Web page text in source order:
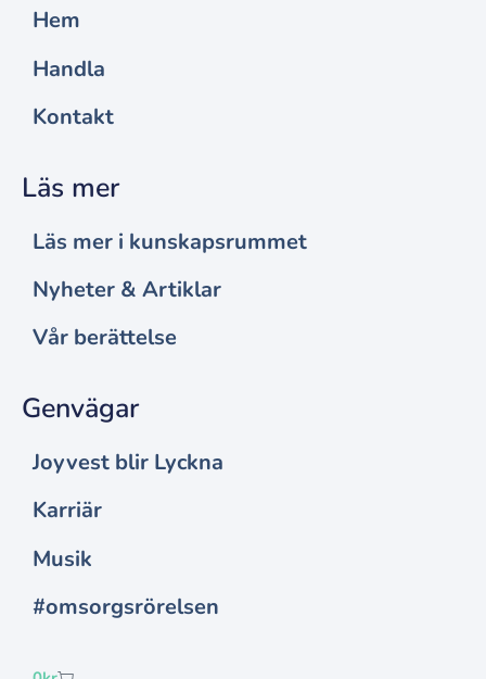
Hem
Handla
Kontakt
Läs mer
Läs mer i kunskapsrummet
Nyheter & Artiklar
Vår berättelse
Genvägar
Joyvest blir Lyckna
Karriär
Musik
#omsorgsrörelsen